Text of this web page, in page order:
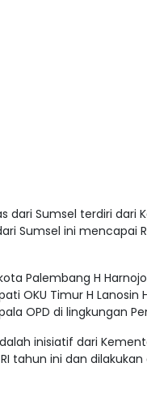
Sumsel terdiri dari
Sumsel ini mencapai
Palembang H
OKU Timur H Lanosin
OPD di lingkungan
inisiatif dari
tahun ini dan dilakukan